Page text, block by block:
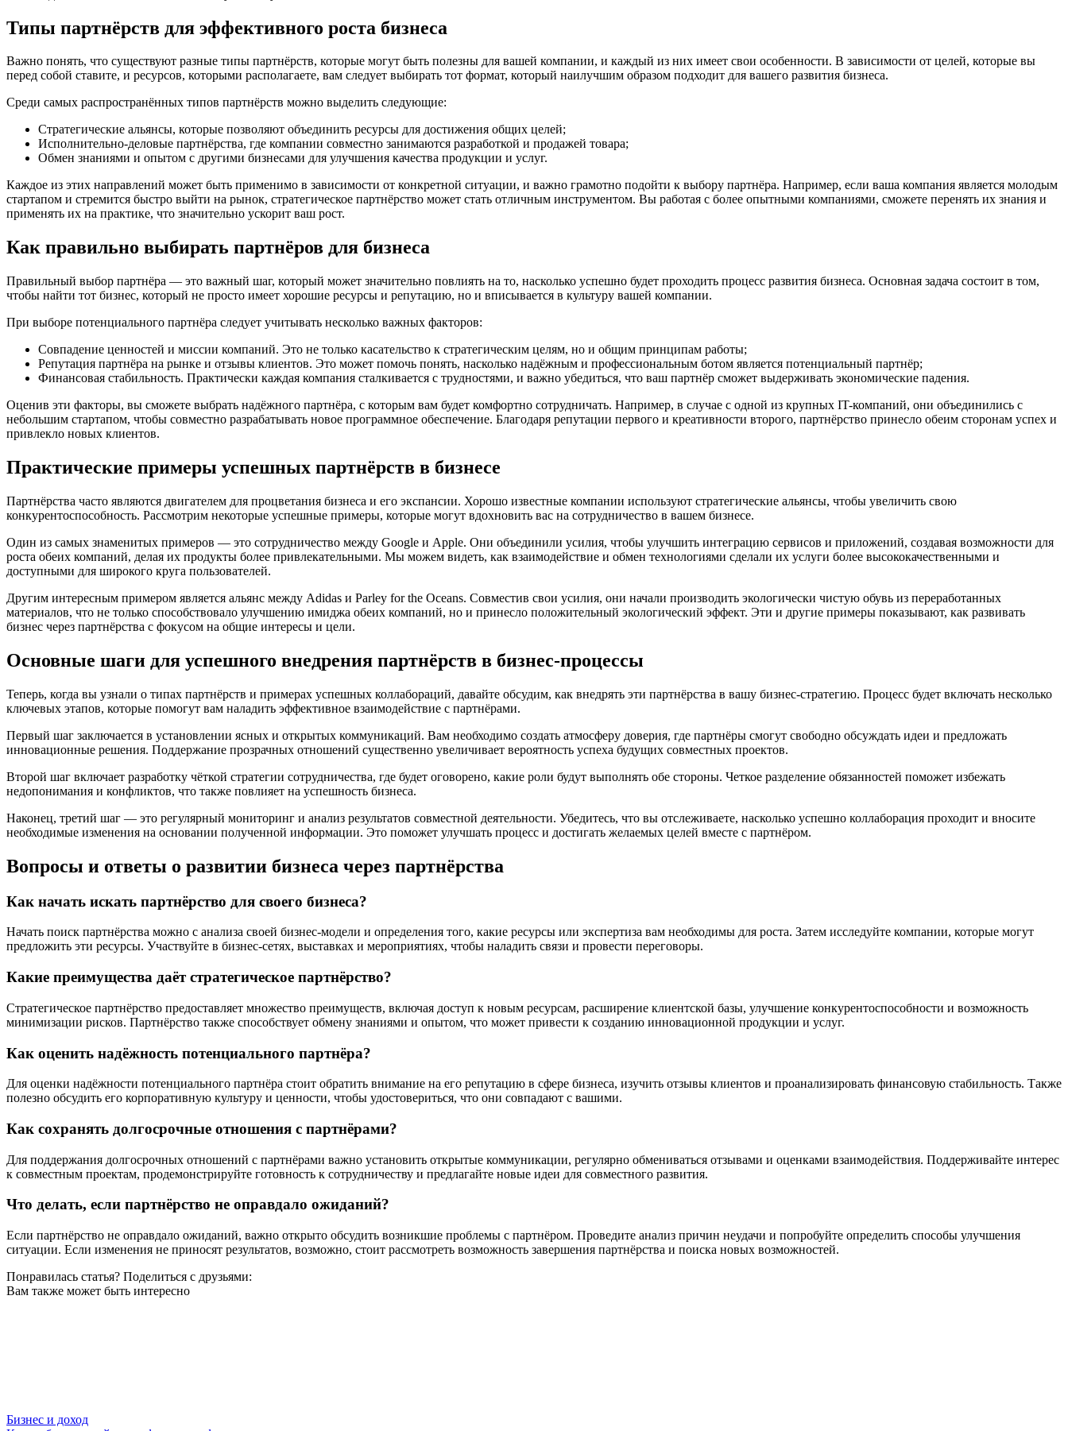
Типы партнёрств для эффективного роста бизнеса
Важно понять, что существуют разные типы партнёрств, которые могут быть полезны для вашей компании, и каждый из них имеет свои особенности. В зависимости от целей, которые вы
перед собой ставите, и ресурсов, которыми располагаете, вам следует выбирать тот формат, который наилучшим образом подходит для вашего развития бизнеса.
Среди самых распространённых типов партнёрств можно выделить следующие:
Стратегические альянсы, которые позволяют объединить ресурсы для достижения общих целей;
Исполнительно-деловые партнёрства, где компании совместно занимаются разработкой и продажей товара;
Обмен знаниями и опытом с другими бизнесами для улучшения качества продукции и услуг.
Каждое из этих направлений может быть применимо в зависимости от конкретной ситуации, и важно грамотно подойти к выбору партнёра. Например, если ваша компания является молодым
стартапом и стремится быстро выйти на рынок, стратегическое партнёрство может стать отличным инструментом. Вы работая с более опытными компаниями, сможете перенять их знания и
применять их на практике, что значительно ускорит ваш рост.
Как правильно выбирать партнёров для бизнеса
Правильный выбор партнёра — это важный шаг, который может значительно повлиять на то, насколько успешно будет проходить процесс развития бизнеса. Основная задача состоит в том,
чтобы найти тот бизнес, который не просто имеет хорошие ресурсы и репутацию, но и вписывается в культуру вашей компании.
При выборе потенциального партнёра следует учитывать несколько важных факторов:
Совпадение ценностей и миссии компаний. Это не только касательство к стратегическим целям, но и общим принципам работы;
Репутация партнёра на рынке и отзывы клиентов. Это может помочь понять, насколько надёжным и профессиональным ботом является потенциальный партнёр;
Финансовая стабильность. Практически каждая компания сталкивается с трудностями, и важно убедиться, что ваш партнёр сможет выдерживать экономические падения.
Оценив эти факторы, вы сможете выбрать надёжного партнёра, с которым вам будет комфортно сотрудничать. Например, в случае с одной из крупных IT-компаний, они объединились с
небольшим стартапом, чтобы совместно разрабатывать новое программное обеспечение. Благодаря репутации первого и креативности второго, партнёрство принесло обеим сторонам успех и
привлекло новых клиентов.
Практические примеры успешных партнёрств в бизнесе
Партнёрства часто являются двигателем для процветания бизнеса и его экспансии. Хорошо известные компании используют стратегические альянсы, чтобы увеличить свою
конкурентоспособность. Рассмотрим некоторые успешные примеры, которые могут вдохновить вас на сотрудничество в вашем бизнесе.
Один из самых знаменитых примеров — это сотрудничество между Google и Apple. Они объединили усилия, чтобы улучшить интеграцию сервисов и приложений, создавая возможности для
роста обеих компаний, делая их продукты более привлекательными. Мы можем видеть, как взаимодействие и обмен технологиями сделали их услуги более высококачественными и
доступными для широкого круга пользователей.
Другим интересным примером является альянс между Adidas и Parley for the Oceans. Совместив свои усилия, они начали производить экологически чистую обувь из переработанных
материалов, что не только способствовало улучшению имиджа обеих компаний, но и принесло положительный экологический эффект. Эти и другие примеры показывают, как развивать
бизнес через партнёрства с фокусом на общие интересы и цели.
Основные шаги для успешного внедрения партнёрств в бизнес-процессы
Теперь, когда вы узнали о типах партнёрств и примерах успешных коллабораций, давайте обсудим, как внедрять эти партнёрства в вашу бизнес-стратегию. Процесс будет включать несколько
ключевых этапов, которые помогут вам наладить эффективное взаимодействие с партнёрами.
Первый шаг заключается в установлении ясных и открытых коммуникаций. Вам необходимо создать атмосферу доверия, где партнёры смогут свободно обсуждать идеи и предложать
инновационные решения. Поддержание прозрачных отношений существенно увеличивает вероятность успеха будущих совместных проектов.
Второй шаг включает разработку чёткой стратегии сотрудничества, где будет оговорено, какие роли будут выполнять обе стороны. Четкое разделение обязанностей поможет избежать
недопонимания и конфликтов, что также повлияет на успешность бизнеса.
Наконец, третий шаг — это регулярный мониторинг и анализ результатов совместной деятельности. Убедитесь, что вы отслеживаете, насколько успешно коллаборация проходит и вносите
необходимые изменения на основании полученной информации. Это поможет улучшать процесс и достигать желаемых целей вместе с партнёром.
Вопросы и ответы о развитии бизнеса через партнёрства
Как начать искать партнёрство для своего бизнеса?
Начать поиск партнёрства можно с анализа своей бизнес-модели и определения того, какие ресурсы или экспертиза вам необходимы для роста. Затем исследуйте компании, которые могут
предложить эти ресурсы. Участвуйте в бизнес-сетях, выставках и мероприятиях, чтобы наладить связи и провести переговоры.
Какие преимущества даёт стратегическое партнёрство?
Стратегическое партнёрство предоставляет множество преимуществ, включая доступ к новым ресурсам, расширение клиентской базы, улучшение конкурентоспособности и возможность
минимизации рисков. Партнёрство также способствует обмену знаниями и опытом, что может привести к созданию инновационной продукции и услуг.
Как оценить надёжность потенциального партнёра?
Для оценки надёжности потенциального партнёра стоит обратить внимание на его репутацию в сфере бизнеса, изучить отзывы клиентов и проанализировать финансовую стабильность. Также
полезно обсудить его корпоративную культуру и ценности, чтобы удостовериться, что они совпадают с вашими.
Как сохранять долгосрочные отношения с партнёрами?
Для поддержания долгосрочных отношений с партнёрами важно установить открытые коммуникации, регулярно обмениваться отзывами и оценками взаимодействия. Поддерживайте интерес
к совместным проектам, продемонстрируйте готовность к сотрудничеству и предлагайте новые идеи для совместного развития.
Что делать, если партнёрство не оправдало ожиданий?
Если партнёрство не оправдало ожиданий, важно открыто обсудить возникшие проблемы с партнёром. Проведите анализ причин неудачи и попробуйте определить способы улучшения
ситуации. Если изменения не приносят результатов, возможно, стоит рассмотреть возможность завершения партнёрства и поиска новых возможностей.
Понравилась статья? Поделиться с друзьями:
Вам также может быть интересно
Бизнес и доход